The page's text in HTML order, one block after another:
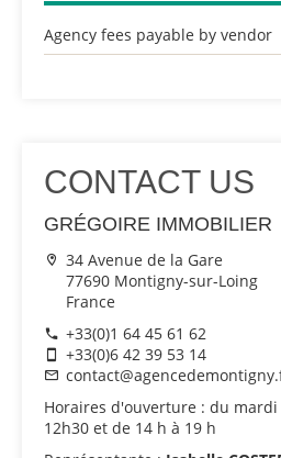
Agency fees payable by vendor
CONTACT US
GRÉGOIRE IMMOBILIER
34 Avenue de la Gare
77690 Montigny-sur-Loing
France
+33(0)1 64 45 61 62
+33(0)6 42 39 53 14
Horaires d'ouverture : du
12h30 et de 14 h à 19 h